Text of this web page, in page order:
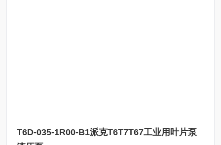
T6D-035-1R00-B1派克T6T7T67工业用叶片泵